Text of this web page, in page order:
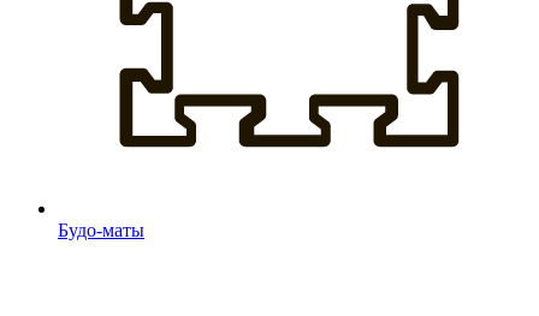
Будо-маты